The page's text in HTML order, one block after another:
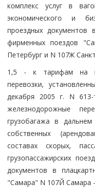
комплекс услуг в
экономического и
проездных
фирменных поездов
Петербург и N 107Ж
1,5 - к тарифам на
перевозки,
декабря 2005 г. N
железнодорожные
грузобагажа в
собственных
составах скорых,
грузопассажирских
документов в
"Самара" N 107Й Самара